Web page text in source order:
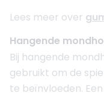
Lees meer over
Hangende
Bij hangende
gebruikt om de
te beïnvloeden.